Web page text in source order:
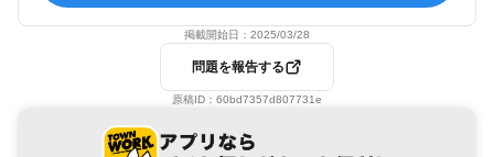
掲載開始日： 2025/03/28
問題を報告する
原稿ID： 60bd7357d807731e